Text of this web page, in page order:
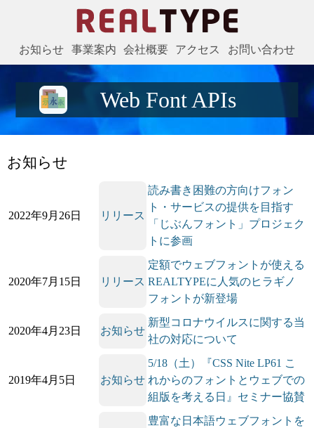
お知らせ 事業案内 会社概要 アクセス お問い合わせ
ServiceIconWeb Font APIs
お知らせ
2022年9月26日 リリース
読み書き困難の方向けフォン
ト・サービスの提供を目指す
「じぶんフォント」プロジェク
トに参画
2020年7月15日 リリース
定額でウェブフォントが使える
REALTYPEに人気のヒラギノ
フォントが新登場
2020年4月23日 お知らせ
新型コロナウイルスに関する当
社の対応について
2019年4月5日 お知らせ
5/18（土）『CSS Nite LP61 こ
れからのフォントとウェブでの
組版を考える日』セミナー協賛
豊富な日本語ウェブフォントを